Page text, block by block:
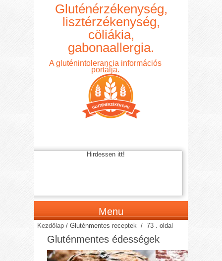
Gluténérzékenység,
lisztérzékenység,
cöliákia,
gabonaallergia.
A gluténintolerancia információs
portálja.
Hirdessen itt!
Menu
Kezdőlap /Gluténmentes receptek / 73 . oldal
Gluténmentes édességek